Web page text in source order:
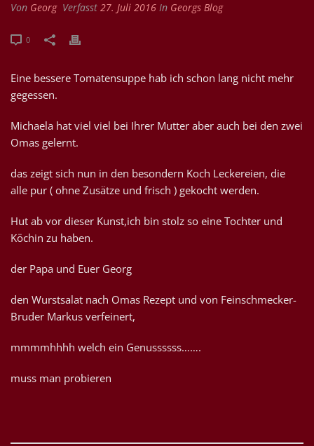
Von Georg Verfasst 27. Juli 2016 In Georgs Blog
0
Eine bessere Tomatensuppe hab ich schon lang nicht mehr
gegessen.
Michaela hat viel viel bei Ihrer Mutter aber auch bei den zwei
Omas gelernt.
das zeigt sich nun in den besondern Koch Leckereien, die
alle pur ( ohne Zusätze und frisch ) gekocht werden.
Hut ab vor dieser Kunst,ich bin stolz so eine Tochter und
Köchin zu haben.
der Papa und Euer Georg
den Wurstsalat nach Omas Rezept und von Feinschmecker-
Bruder Markus verfeinert,
mmmmhhhh welch ein Genussssss…….
muss man probieren